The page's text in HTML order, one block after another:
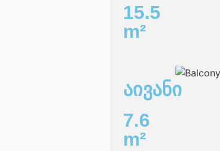
15.5
m²
აივანი
7.6
m²